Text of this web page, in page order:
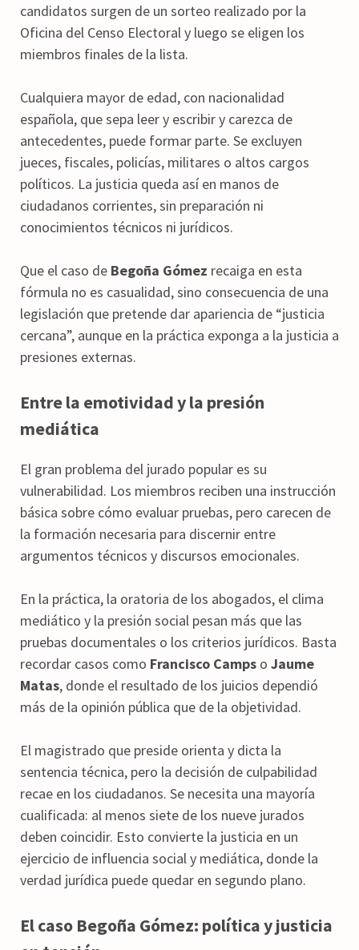
candidatos surgen de un sorteo realizado por la
Oficina del Censo Electoral y luego se eligen los
miembros finales de la lista.
Cualquiera mayor de edad, con nacionalidad
española, que sepa leer y escribir y carezca de
antecedentes, puede formar parte. Se excluyen
jueces, fiscales, policías, militares o altos cargos
políticos. La justicia queda así en manos de
ciudadanos corrientes, sin preparación ni
conocimientos técnicos ni jurídicos.
Que el caso de Begoña Gómez recaiga en esta
fórmula no es casualidad, sino consecuencia de una
legislación que pretende dar apariencia de “justicia
cercana”, aunque en la práctica exponga a la justicia a
presiones externas.
Entre la emotividad y la presión
mediática
El gran problema del jurado popular es su
vulnerabilidad. Los miembros reciben una instrucción
básica sobre cómo evaluar pruebas, pero carecen de
la formación necesaria para discernir entre
argumentos técnicos y discursos emocionales.
En la práctica, la oratoria de los abogados, el clima
mediático y la presión social pesan más que las
pruebas documentales o los criterios jurídicos. Basta
recordar casos como Francisco Camps o Jaume
Matas, donde el resultado de los juicios dependió
más de la opinión pública que de la objetividad.
El magistrado que preside orienta y dicta la
sentencia técnica, pero la decisión de culpabilidad
recae en los ciudadanos. Se necesita una mayoría
cualificada: al menos siete de los nueve jurados
deben coincidir. Esto convierte la justicia en un
ejercicio de influencia social y mediática, donde la
verdad jurídica puede quedar en segundo plano.
El caso Begoña Gómez: política y justicia